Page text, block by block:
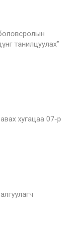
танилцуулах”
хугацаа 07-р